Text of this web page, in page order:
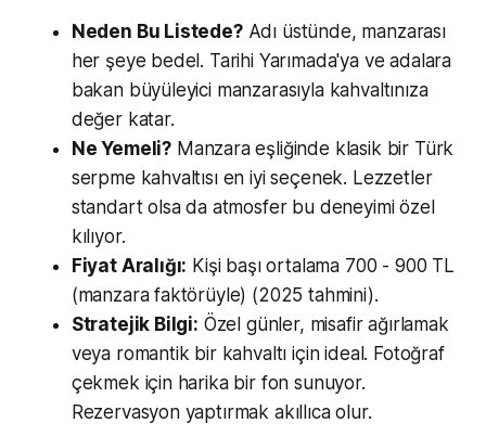
Neden Bu Listede?Adı üstünde, manzarası
her şeye bedel. Tarihi Yarımada'ya ve adalara
bakan büyüleyici manzarasıyla kahvaltınıza
değer katar.
Ne Yemeli? Manzara eşliğinde klasik bir Türk
serpme kahvaltısı en iyi seçenek. Lezzetler
standart olsa da atmosfer bu deneyimi özel
kılıyor.
Fiyat Aralığı: Kişi başı ortalama 700 - 900 TL
(manzara faktörüyle) (2025 tahmini).
Stratejik Bilgi: Özel günler, misafir ağırlamak
veya romantik bir kahvaltı için ideal. Fotoğraf
çekmek için harika bir fon sunuyor.
Rezervasyon yaptırmak akıllıca olur.